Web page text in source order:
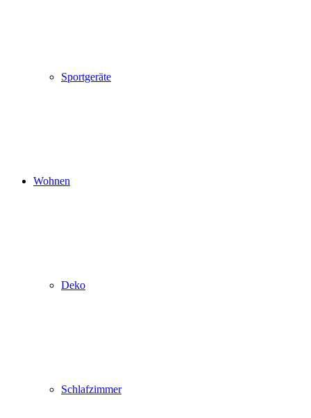
Sportgeräte
Wohnen
Deko
Schlafzimmer